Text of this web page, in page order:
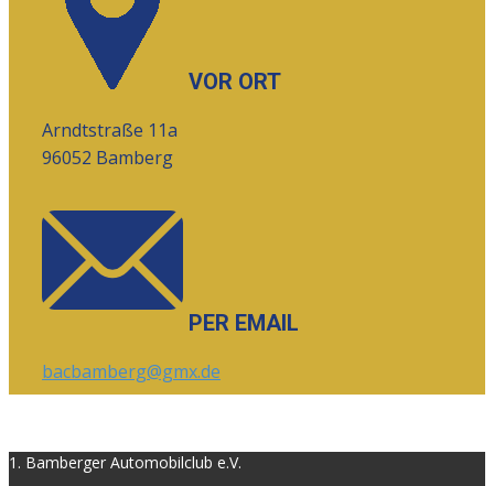
VOR ORT
Arndtstraße 11a
96052 Bamberg
PER EMAIL
bacbamberg@gmx.de
1. Bamberger Automobilclub e.V.